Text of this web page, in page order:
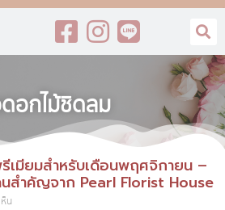
อกไม้ชิดลม
เมียมสำหรับเดือนพฤศจิกายน –
สำคัญจาก Pearl Florist House
น